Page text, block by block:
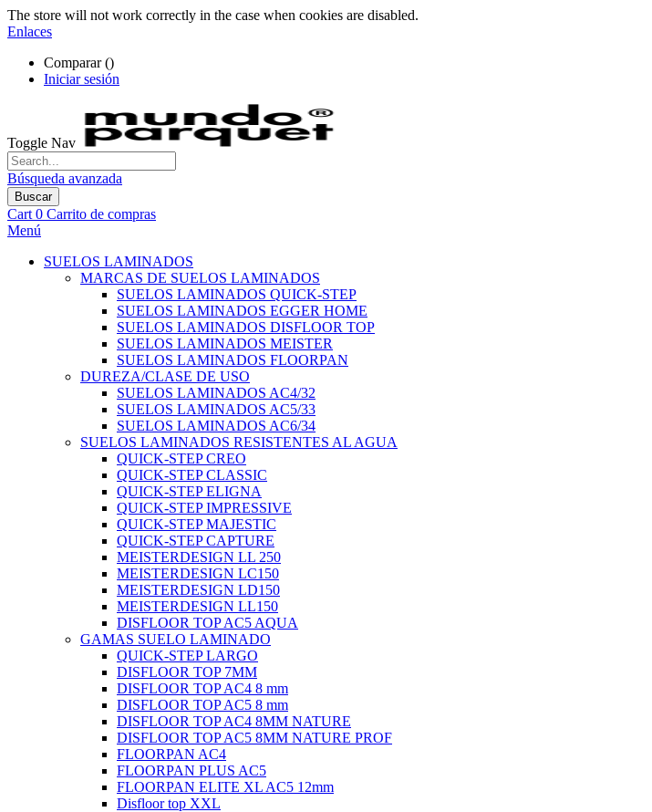
The store will not work correctly in the case when cookies are disabled.
Enlaces
Comparar ()
Iniciar sesión
Toggle Nav
Búsqueda avanzada
Buscar
Cart 0 Carrito de compras
Menú
SUELOS LAMINADOS
MARCAS DE SUELOS LAMINADOS
SUELOS LAMINADOS QUICK-STEP
SUELOS LAMINADOS EGGER HOME
SUELOS LAMINADOS DISFLOOR TOP
SUELOS LAMINADOS MEISTER
SUELOS LAMINADOS FLOORPAN
DUREZA/CLASE DE USO
SUELOS LAMINADOS AC4/32
SUELOS LAMINADOS AC5/33
SUELOS LAMINADOS AC6/34
SUELOS LAMINADOS RESISTENTES AL AGUA
QUICK-STEP CREO
QUICK-STEP CLASSIC
QUICK-STEP ELIGNA
QUICK-STEP IMPRESSIVE
QUICK-STEP MAJESTIC
QUICK-STEP CAPTURE
MEISTERDESIGN LL 250
MEISTERDESIGN LC150
MEISTERDESIGN LD150
MEISTERDESIGN LL150
DISFLOOR TOP AC5 AQUA
GAMAS SUELO LAMINADO
QUICK-STEP LARGO
DISFLOOR TOP 7MM
DISFLOOR TOP AC4 8 mm
DISFLOOR TOP AC5 8 mm
DISFLOOR TOP AC4 8MM NATURE
DISFLOOR TOP AC5 8MM NATURE PROF
FLOORPAN AC4
FLOORPAN PLUS AC5
FLOORPAN ELITE XL AC5 12mm
Disfloor top XXL